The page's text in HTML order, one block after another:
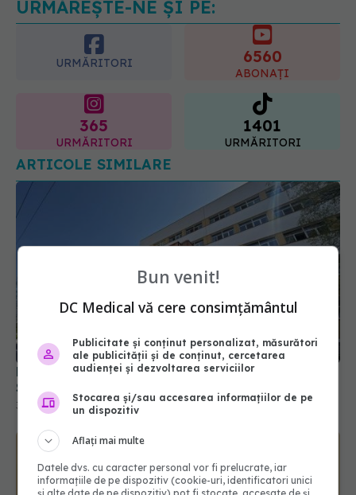
365
URMĂRITORI
1401
URMĂRITORI
ARTICOLE SIMILARE
Pană majoră de curent afectează activitatea
Spitalului Județean, la Sibiu
31 iul 2026, 17:31
Bun venit!
DC Medical vă cere consimțământul
Publicitate și conținut personalizat, măsurători
ale publicității și de conținut, cercetarea
audienței și dezvoltarea serviciilor
Stocarea și/sau accesarea informațiilor de pe
un dispozitiv
Aflați mai multe
Datele dvs. cu caracter personal vor fi prelucrate, iar
informațiile de pe dispozitiv (cookie-uri, identificatori unici